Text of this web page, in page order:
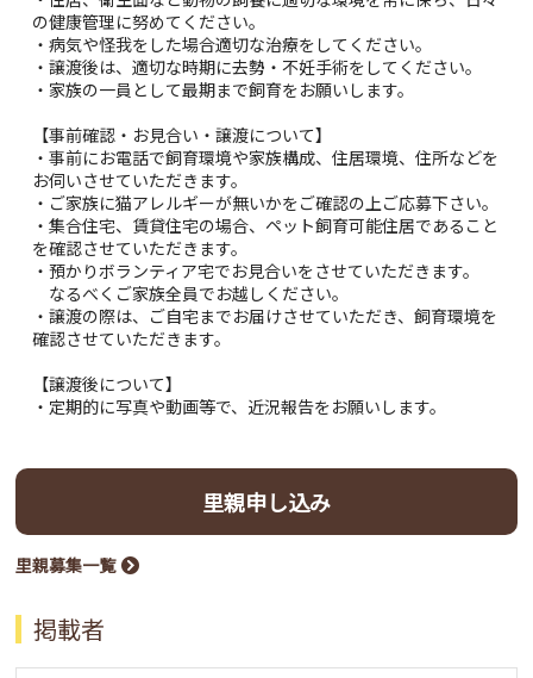
の健康管理に努めてください。
・病気や怪我をした場合適切な治療をしてください。
・譲渡後は、適切な時期に去勢・不妊手術をしてください。
・家族の一員として最期まで飼育をお願いします。
【事前確認・お見合い・譲渡について】
・事前にお電話で飼育環境や家族構成、住居環境、住所などを
お伺いさせていただきます。
・ご家族に猫アレルギーが無いかをご確認の上ご応募下さい。
・集合住宅、賃貸住宅の場合、ペット飼育可能住居であること
を確認させていただきます。
・預かりボランティア宅でお見合いをさせていただきます。
なるべくご家族全員でお越しください。
・譲渡の際は、ご自宅までお届けさせていただき、飼育環境を
確認させていただきます。
【譲渡後について】
・定期的に写真や動画等で、近況報告をお願いします。
里親申し込み
里親募集一覧
掲載者